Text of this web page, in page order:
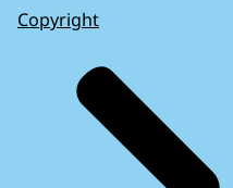
Copyright